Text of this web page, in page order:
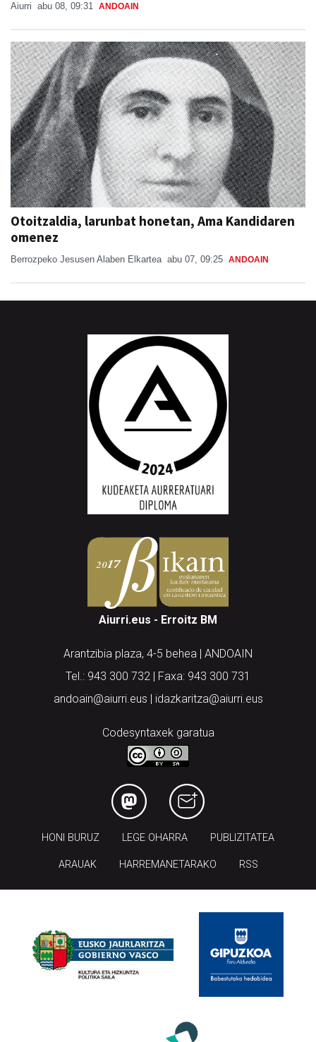
Aiurri abu 08, 09:31 ANDOAIN
Otoitzaldia, larunbat honetan, Ama Kandidaren
omenez
Berrozpeko Jesusen Alaben Elkartea abu 07, 09:25 ANDOAIN
Aiurri.eus - Erroitz BM
Arantzibia plaza, 4-5 behea | ANDOAIN
Tel.: 943 300 732 | Faxa: 943 300 731
andoain@aiurri.eus | idazkaritza@aiurri.eus
Codesyntaxek garatua
HONI BURUZ LEGE OHARRA PUBLIZITATEA
ARAUAK HARREMANETARAKO RSS